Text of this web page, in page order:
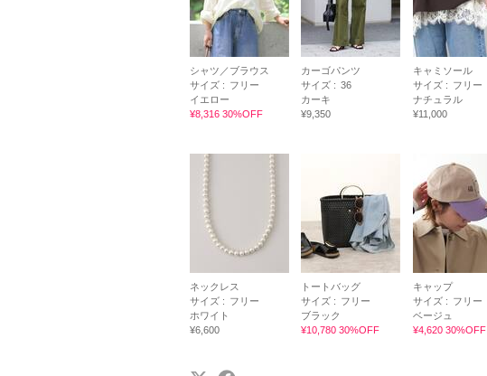
シャツ／ブラウス
サイズ : フリー
イエロー
¥8,316 30%OFF
カーゴパンツ
サイズ : 36
カーキ
¥9,350
キャミソール
サイズ : フリー
ナチュラル
¥11,000
ネックレス
サイズ : フリー
ホワイト
¥6,600
トートバッグ
サイズ : フリー
ブラック
¥10,780 30%OFF
キャップ
サイズ : フリー
ベージュ
¥4,620 30%OFF